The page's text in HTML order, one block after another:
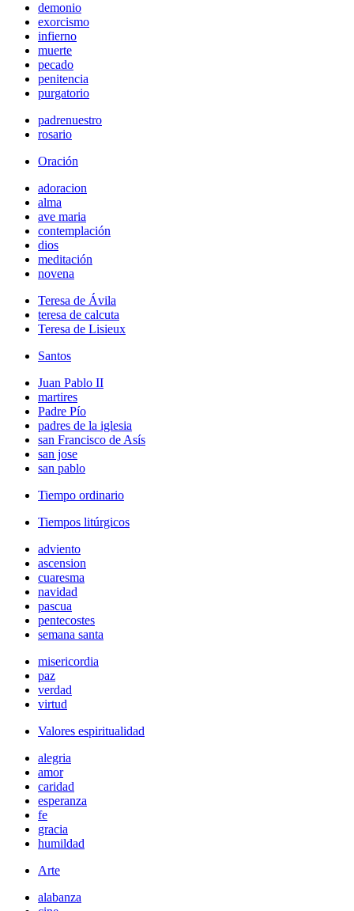
demonio
exorcismo
infierno
muerte
pecado
penitencia
purgatorio
padrenuestro
rosario
Oración
adoracion
alma
ave maria
contemplación
dios
meditación
novena
Teresa de Ávila
teresa de calcuta
Teresa de Lisieux
Santos
Juan Pablo II
martires
Padre Pío
padres de la iglesia
san Francisco de Asís
san jose
san pablo
Tiempo ordinario
Tiempos litúrgicos
adviento
ascension
cuaresma
navidad
pascua
pentecostes
semana santa
misericordia
paz
verdad
virtud
Valores espiritualidad
alegria
amor
caridad
esperanza
fe
gracia
humildad
Arte
alabanza